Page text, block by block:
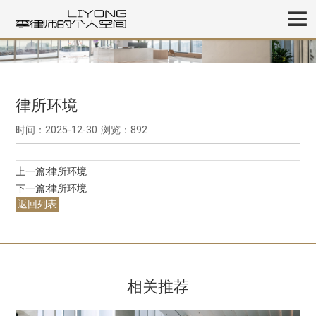
律所环境
时间：2025-12-30 浏览：892
上一篇:律所环境
下一篇:律所环境
返回列表
相关推荐